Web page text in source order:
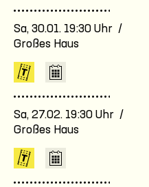
Sa, 30.01. 19:30 Uhr /
Großes Haus
Sa, 27.02. 19:30 Uhr /
Großes Haus